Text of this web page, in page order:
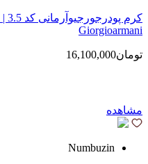
Giorgioarmani
تومان16,100,000
مشاهده
Numbuzin